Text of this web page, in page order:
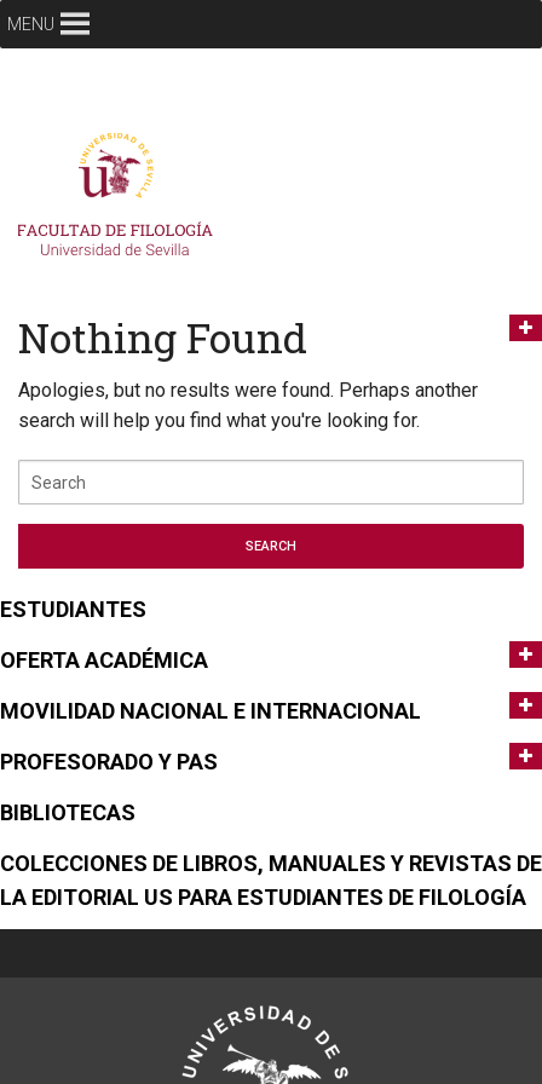
MENU
Nothing Found
Apologies, but no results were found. Perhaps another
search will help you find what you're looking for.
ESTUDIANTES
OFERTA ACADÉMICA
MOVILIDAD NACIONAL E INTERNACIONAL
PROFESORADO Y PAS
BIBLIOTECAS
COLECCIONES DE LIBROS, MANUALES Y REVISTAS DE
LA EDITORIAL US PARA ESTUDIANTES DE FILOLOGÍA